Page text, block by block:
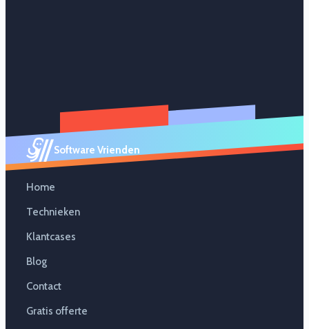
Software Vrienden
Home
Technieken
Klantcases
Blog
Contact
Gratis offerte